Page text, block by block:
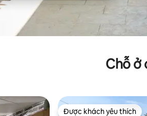
Chỗ ở
Được khách yêu thích